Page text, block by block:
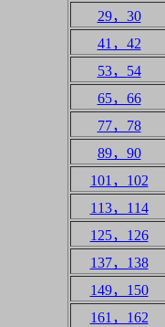
29，30
41，42
53，54
65，66
77，78
89，90
101，102
113，114
125，126
137，138
149，150
161，162